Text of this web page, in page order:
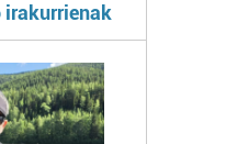
irakurrienak